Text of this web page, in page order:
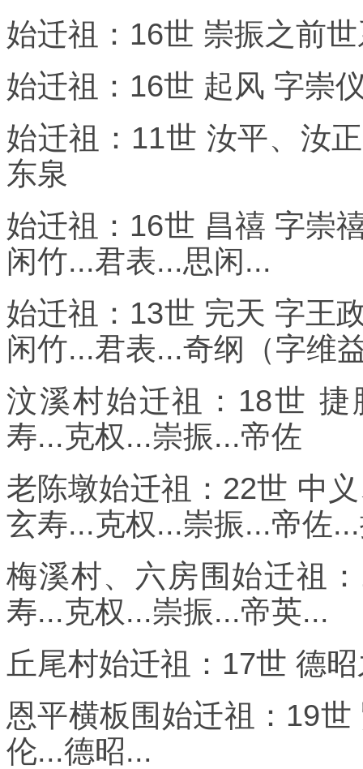
始迁祖：16世 崇振之前
始迁祖：16世 起风 字崇
始迁祖：11世 汝平、汝
东泉
始迁祖：16世 昌禧 字崇
闲竹...君表...思闲...
始迁祖：13世 完天 字王
闲竹...君表...奇纲（字维
汶溪村始迁祖：18世
寿...克权...崇振...帝佐
老陈墩始迁祖：22世 中
玄寿...克权...崇振...帝佐
梅溪村、六房围始迁祖
寿...克权...崇振...帝英...
丘尾村始迁祖：17世 德
恩平横板围始迁祖：19
伦...德昭...